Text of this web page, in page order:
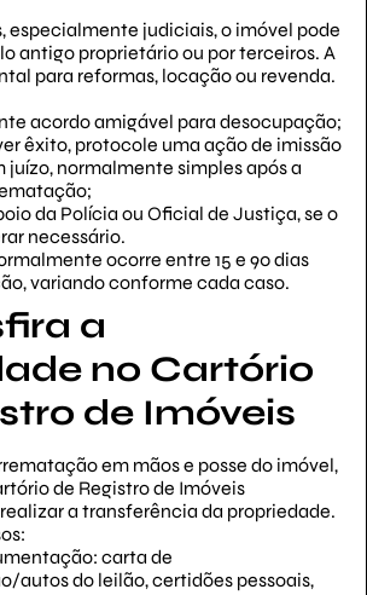
especialmente judiciais, o imóvel pode
antigo proprietário ou por terceiros. A
para reformas, locação ou revenda.
acordo amigável para desocupação;
êxito, protocole uma ação de imissão
juízo, normalmente simples após a
da Polícia ou Oficial de Justiça, se o
necessário.
ocorre entre 15 e 90 dias
variando conforme cada caso.
a
no Cartório
de Imóveis
em mãos e posse do imóvel,
de Registro de Imóveis
a transferência da propriedade.
carta de
autos do leilão, certidões pessoais,